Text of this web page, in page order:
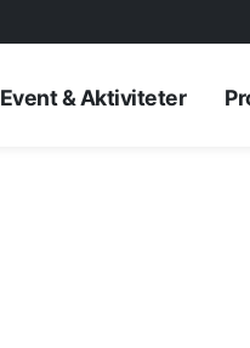
Event & Aktiviteter